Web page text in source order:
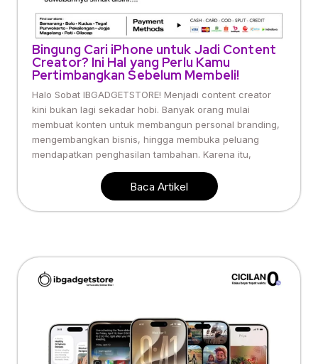
Bingung Cari iPhone untuk Jadi Content
Creator? Ini Hal yang Perlu Kamu
Pertimbangkan Sebelum Membeli!
Halo Sobat IBGADGETSTORE! Menjadi content creator
kini bukan lagi sekadar hobi. Banyak orang mulai
membuat konten untuk membangun personal branding,
mengembangkan bisnis, hingga membuka peluang
mendapatkan penghasilan tambahan. Karena itu,
Baca Artikel